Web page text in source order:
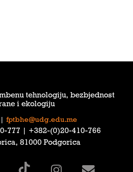
tehnologiju, bezbjednost
i ekologiju
fptbhe@udg.edu.me
777‎ | ‎+382-(0)20-410-766‎
81000 Podgorica